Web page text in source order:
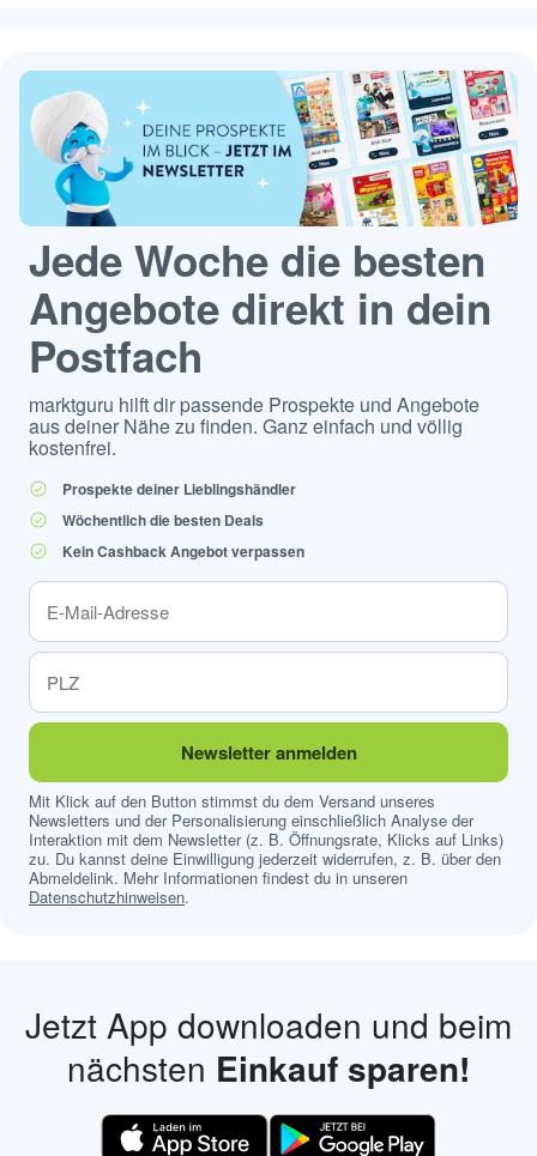
Jede Woche die besten
Angebote direkt in dein
Postfach
marktguru hilft dir passende Prospekte und Angebote
aus deiner Nähe zu finden. Ganz einfach und völlig
kostenfrei.
Prospekte deiner Lieblingshändler
Wöchentlich die besten Deals
Kein Cashback Angebot verpassen
Newsletter anmelden
Mit Klick auf den Button stimmst du dem Versand unseres
Newsletters und der Personalisierung einschließlich Analyse der
Interaktion mit dem Newsletter (z. B. Öffnungsrate, Klicks auf Links)
zu. Du kannst deine Einwilligung jederzeit widerrufen, z. B. über den
Abmeldelink. Mehr Informationen findest du in unseren
Datenschutzhinweisen.
Jetzt App downloaden und beim
nächsten Einkauf sparen!